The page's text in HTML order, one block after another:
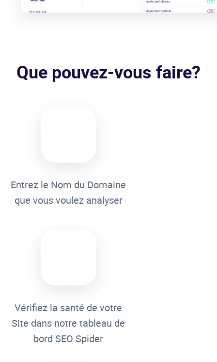
Que pouvez-vous faire?
Entrez le Nom du Domaine
que vous voulez analyser
Vérifiez la santé de votre
Site dans notre tableau de
bord SEO Spider